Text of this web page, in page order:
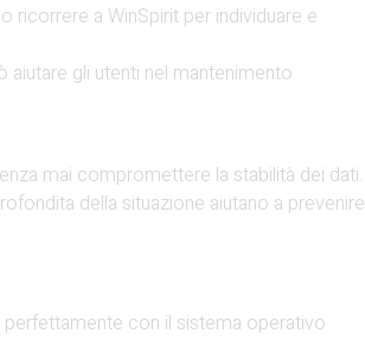
ricorrere a WinSpirit per individuare e
aiutare gli utenti nel mantenimento
mai compromettere la stabilità dei dati.
della situazione aiutano a prevenire
perfettamente con il sistema operativo